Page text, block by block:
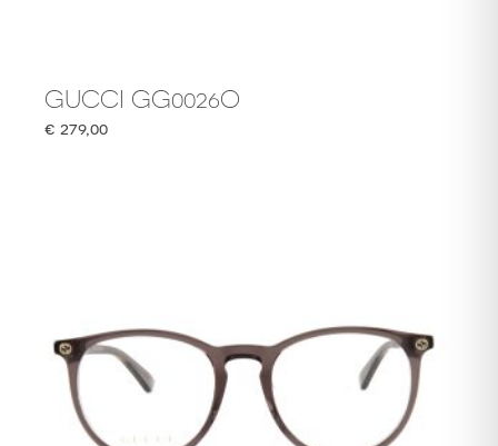
GUCCI GG0026O
€ 279,00